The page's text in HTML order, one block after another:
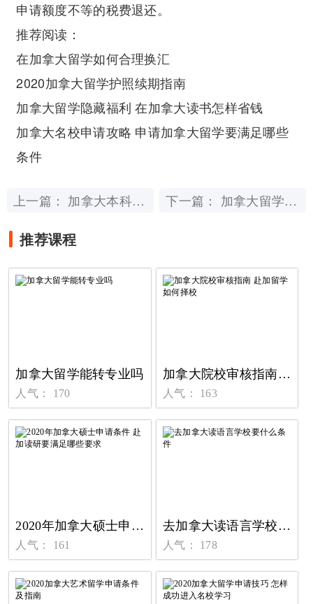
申请额度不等的税费退还。
推荐阅读：
在加拿大留学如何合理换汇
2020加拿大留学护照续期指南
加拿大留学隐藏福利 在加拿大读书怎样省钱
加拿大名校申请攻略 申请加拿大留学要满足哪些
条件
上一篇： 加拿大本科几年制 下一篇： 加拿大留学能转专业吗
推荐课程
加拿大留学能转专业吗
人气： 170
加拿大院校审核指南 赴加留学如何择校
人气： 163
2020年加拿大硕士申请条件 赴加读研要满足哪些要求
人气： 161
去加拿大读语言学校要什么条件
人气： 178